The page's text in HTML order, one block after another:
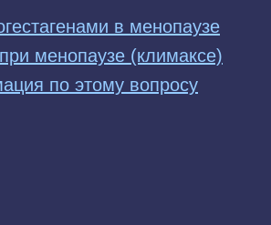
в менопаузе
менопаузе (климаксе)
по этому вопросу